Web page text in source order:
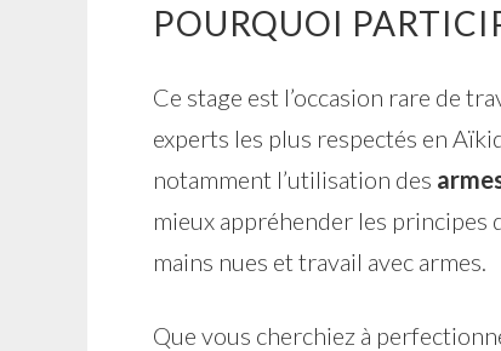
POURQUOI
Ce stage est l’occasion rare de
experts les plus respectés en
notamment l’utilisation des
mieux appréhender les principes
mains nues et travail avec armes.
Que vous cherchiez à